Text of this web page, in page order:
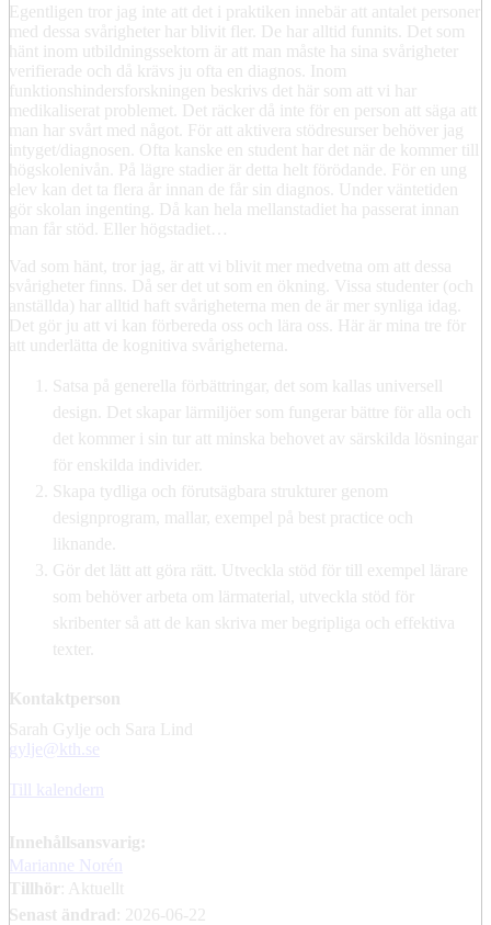
Egentligen tror jag inte att det i praktiken innebär att antalet personer
med dessa svårigheter har blivit fler. De har alltid funnits. Det som
hänt inom utbildningssektorn är att man måste ha sina svårigheter
verifierade och då krävs ju ofta en diagnos. Inom
funktionshindersforskningen beskrivs det här som att vi har
medikaliserat problemet. Det räcker då inte för en person att säga att
man har svårt med något. För att aktivera stödresurser behöver jag
intyget/diagnosen. Ofta kanske en student har det när de kommer till
högskolenivån. På lägre stadier är detta helt förödande. För en ung
elev kan det ta flera år innan de får sin diagnos. Under väntetiden
gör skolan ingenting. Då kan hela mellanstadiet ha passerat innan
man får stöd. Eller högstadiet…
Vad som hänt, tror jag, är att vi blivit mer medvetna om att dessa
svårigheter finns. Då ser det ut som en ökning. Vissa studenter (och
anställda) har alltid haft svårigheterna men de är mer synliga idag.
Det gör ju att vi kan förbereda oss och lära oss. Här är mina tre för
att underlätta de kognitiva svårigheterna.
Satsa på generella förbättringar, det som kallas universell
design. Det skapar lärmiljöer som fungerar bättre för alla och
det kommer i sin tur att minska behovet av särskilda lösningar
för enskilda individer.
Skapa tydliga och förutsägbara strukturer genom
designprogram, mallar, exempel på best practice och
liknande.
Gör det lätt att göra rätt. Utveckla stöd för till exempel lärare
som behöver arbeta om lärmaterial, utveckla stöd för
skribenter så att de kan skriva mer begripliga och effektiva
texter.
Kontaktperson
Sarah Gylje och Sara Lind
​​​​​​​gylje@kth.se
Till kalendern
Innehållsansvarig:
Marianne Norén
Tillhör
: Aktuellt
Senast ändrad
2026-06-22